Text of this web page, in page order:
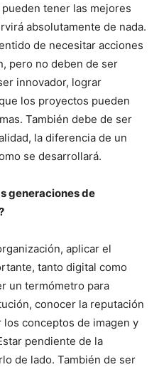
tener las mejores
absolutamente de nada.
de necesitar acciones
pero no deben de ser
innovador, lograr
los proyectos pueden
También debe de ser
la diferencia de un
se desarrollará.
generaciones de
aplicar el
tanto digital como
un termómetro para
conocer la reputación
conceptos de imagen y
pendiente de la
de lado. También de ser